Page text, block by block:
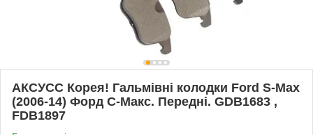
АКСУСС Корея! Гальмівні колодки Ford S-Max
(2006-14) Форд С-Макс. Передні. GDB1683 ,
FDB1897